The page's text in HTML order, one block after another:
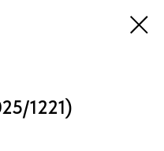
1221)